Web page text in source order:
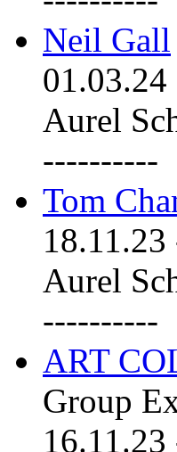
Neil Gall
01.03.24
Aurel
----------
Tom
18.11.23
Aurel
----------
ART
Group
16.11.23